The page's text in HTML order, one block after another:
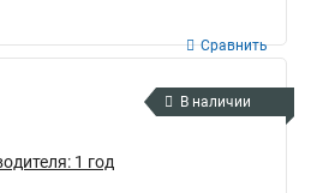
Сравнить
В наличии
1 год